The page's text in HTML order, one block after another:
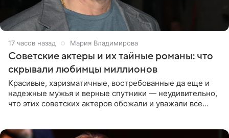
17 часов назад Мария Владимирова
Советские актеры и их тайные романы: что
скрывали любимцы миллионов
Красивые, харизматичные, востребованные да еще и
надежные мужья и верные спутники — неудивительно,
что этих советских актеров обожали и уважали все